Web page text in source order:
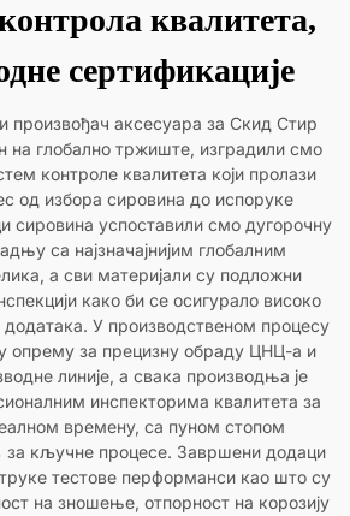
квалитета,
сертификације
произвођач аксесуара за Скид Стир
на глобално тржиште, изградили смо
контроле квалитета који пролази
од избора сировина до испоруке
сировина успоставили смо дугорочну
са најзначајнијим глобалним
а сви материјали су подложни
како би се осигурало високо
додатака. У производственом процесу
опрему за прецизну обраду ЦНЦ-а и
линије, а свака производња је
инспекторима квалитета за
времену, са пуном стопом
за кључне процесе. Завршени додаци
тестове перформанси као што су
на зношење, отпорност на корозију